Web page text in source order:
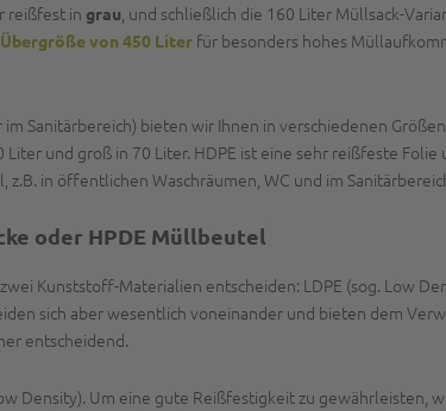
reißfest in grau, und schließlich die 160 Liter Müllsack-
von 450 Liter für besonders hohes
bieten wir Ihnen in verschiedenen
Liter und groß in 70 Liter. HDPE ist eine sehr reißfeste
in öffentlichen Waschräumen, WC und im
oder HPDE Müllbeutel
Kunststoff-Materialien entscheiden: LDPE (sog. Low
sich aber wesentlich voneinander und bieten dem
entscheidend.
Density). Um eine gute Reißfestigkeit zu gewährleisten,